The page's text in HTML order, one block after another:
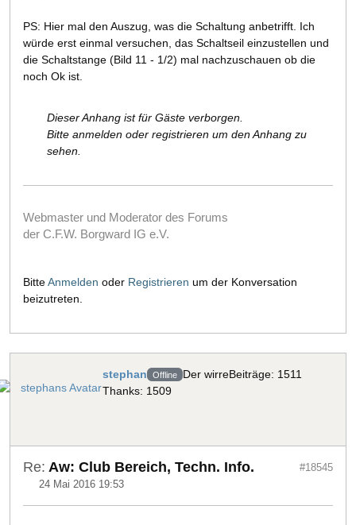
PS: Hier mal den Auszug, was die Schaltung anbetrifft. Ich
würde erst einmal versuchen, das Schaltseil einzustellen und
die Schaltstange (Bild 11 - 1/2) mal nachzuschauen ob die
noch Ok ist.
Dieser Anhang ist für Gäste verborgen.
Bitte anmelden oder registrieren um den Anhang zu
sehen.
Webmaster und Moderator des Forums
der C.F.W. Borgward IG e.V.
BitteAnmelden oder Registrieren um der Konversation
beizutreten.
stephan Offline Der wirreBeiträge: 1511
Thanks: 1509
Re: Aw: Club Bereich, Techn. Info.
24 Mai 2016 19:53
#18545